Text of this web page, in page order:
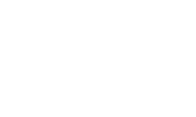
监测与综合管理的系统平台，其
管理系统互联互通，实现全
根据各用电负荷特点，对各种